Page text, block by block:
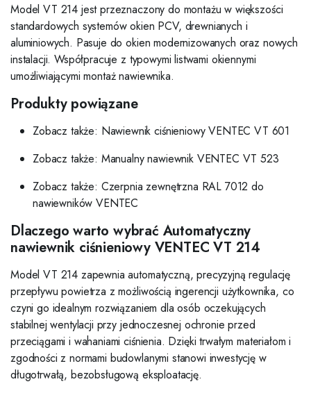
Model VT 214 jest przeznaczony do montażu w większości
standardowych systemów okien PCV, drewnianych i
aluminiowych. Pasuje do okien modernizowanych oraz nowych
instalacji. Współpracuje z typowymi listwami okiennymi
umożliwiającymi montaż nawiewnika.
Produkty powiązane
Zobacz także: Nawiewnik ciśnieniowy VENTEC VT 601
Zobacz także: Manualny nawiewnik VENTEC VT 523
Zobacz także: Czerpnia zewnętrzna RAL 7012 do
nawiewników VENTEC
Dlaczego warto wybrać Automatyczny
nawiewnik ciśnieniowy VENTEC VT 214
Model VT 214 zapewnia automatyczną, precyzyjną regulację
przepływu powietrza z możliwością ingerencji użytkownika, co
czyni go idealnym rozwiązaniem dla osób oczekujących
stabilnej wentylacji przy jednoczesnej ochronie przed
przeciągami i wahaniami ciśnienia. Dzięki trwałym materiałom i
zgodności z normami budowlanymi stanowi inwestycję w
długotrwałą, bezobsługową eksploatację.